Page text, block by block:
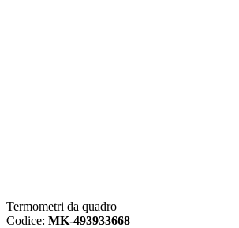
Termometri da quadro
Codice: MK-493933668